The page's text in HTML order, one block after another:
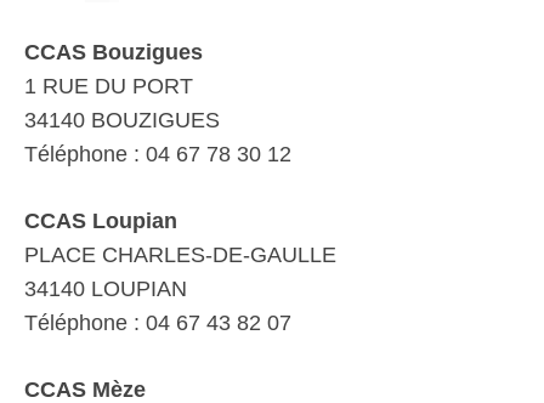
CCAS Bouzigues
1 RUE DU PORT
34140 BOUZIGUES
Téléphone : 04 67 78 30 12
CCAS Loupian
PLACE CHARLES-DE-GAULLE
34140 LOUPIAN
Téléphone : 04 67 43 82 07
CCAS Mèze